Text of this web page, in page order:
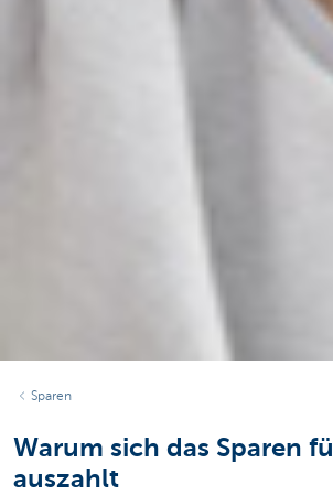
Sparen
Warum sich das Sparen
auszahlt